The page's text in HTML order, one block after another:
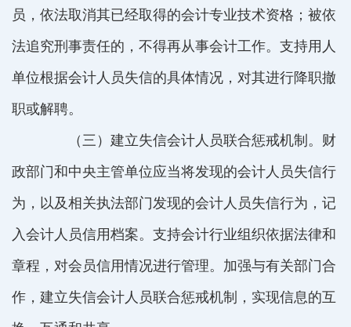
员，依法取消其已经取得的会计专业技术资格；被依
法追究刑事责任的，不得再从事会计工作。支持用人
单位根据会计人员失信的具体情况，对其进行降职撤
职或解聘。
（三）建立失信会计人员联合惩戒机制。财
政部门和中央主管单位应当将发现的会计人员失信行
为，以及相关执法部门发现的会计人员失信行为，记
入会计人员信用档案。支持会计行业组织依据法律和
章程，对会员信用情况进行管理。加强与有关部门合
作，建立失信会计人员联合惩戒机制，实现信息的互